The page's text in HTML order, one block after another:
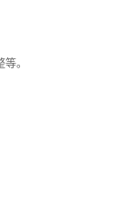
。